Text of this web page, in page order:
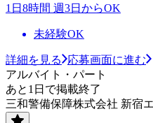
1日8時間 週3日からOK
未経験OK
詳細を見る
応募画面に進む
アルバイト・パート
あと1日で掲載終了
三和警備保障株式会社 新宿